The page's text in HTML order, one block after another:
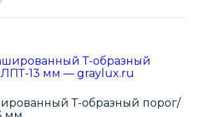
Т-образный порог/